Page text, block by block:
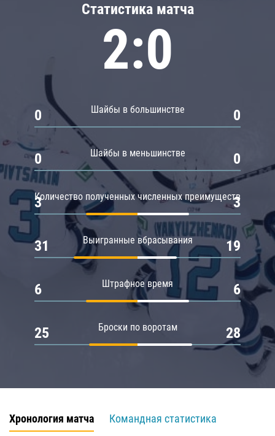
Статистика матча
2:0
Шайбы в большинстве
0 0
Шайбы в меньшинстве
0 0
Количество полученных численных преимуществ
3 3
Выигранные вбрасывания
31 19
Штрафное время
6 6
Броски по воротам
25 28
Хронология матча
Командная статистика